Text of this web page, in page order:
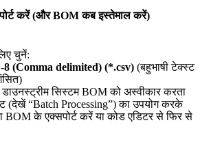
करें (और BOM कब इस्तेमाल करें)
चुनें:
(Comma delimited) (*.csv) (बहुभाषी टेक्स्ट
सिस्टम BOM को अस्वीकार करता
(देखें “Batch Processing”) का उपयोग करके
BOM के एक्सपोर्ट करें या कोड एडिटर से फिर से